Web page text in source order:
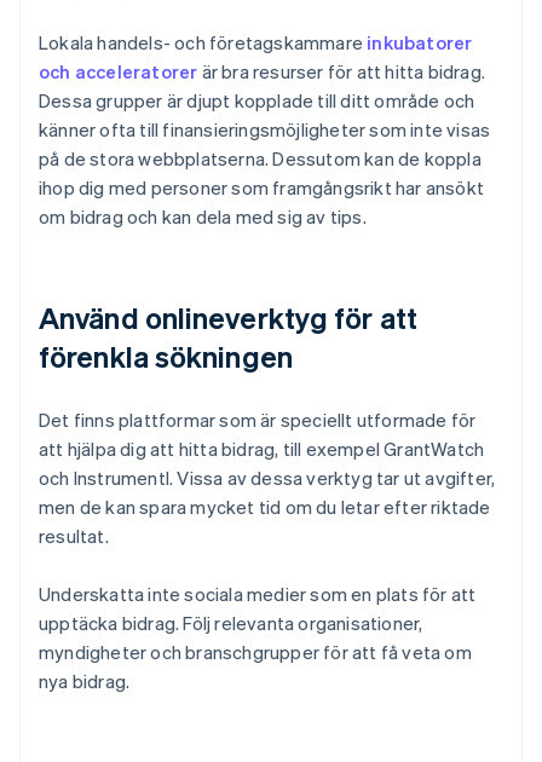
Lokala handels- och företagskammare inkubatorer
och acceleratorer är bra resurser för att hitta bidrag.
Dessa grupper är djupt kopplade till ditt område och
känner ofta till finansieringsmöjligheter som inte visas
på de stora webbplatserna. Dessutom kan de koppla
ihop dig med personer som framgångsrikt har ansökt
om bidrag och kan dela med sig av tips.
Använd onlineverktyg för att
förenkla sökningen
Det finns plattformar som är speciellt utformade för
att hjälpa dig att hitta bidrag, till exempel GrantWatch
och Instrumentl. Vissa av dessa verktyg tar ut avgifter,
men de kan spara mycket tid om du letar efter riktade
resultat.
Underskatta inte sociala medier som en plats för att
upptäcka bidrag. Följ relevanta organisationer,
myndigheter och branschgrupper för att få veta om
nya bidrag.